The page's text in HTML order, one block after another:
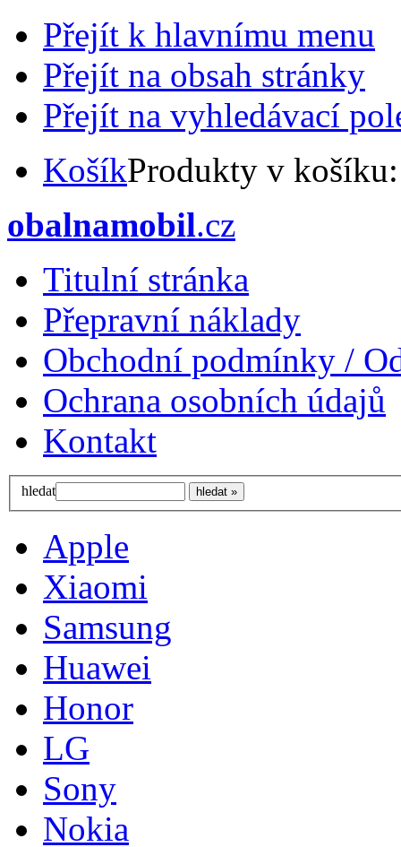
Přejít k hlavnímu menu
Přejít na obsah stránky
Přejít na vyhledávací
KošíkProdukty v
obalnamobil.cz
Titulní stránka
Přepravní náklady
Obchodní podmínky /
Ochrana osobních údajů
Kontakt
hledat
Apple
Xiaomi
Samsung
Huawei
Honor
LG
Sony
Nokia